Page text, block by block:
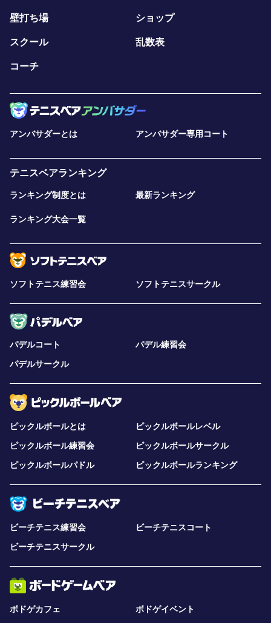
壁打ち場 ショップ
スクール 乱数表
コーチ
アンバサダーとは アンバサダー専用コート
テニスベアランキング
ランキング制度とは 最新ランキング
ランキング大会一覧
ソフトテニス練習会 ソフトテニスサークル
パデルコート
パデル練習会
パデルサークル
ピックルボールとは
ピックルボールレベル
ピックルボール練習会
ピックルボールサークル
ピックルボールパドル
ピックルボールランキング
ビーチテニス練習会
ビーチテニスコート
ビーチテニスサークル
ボドゲカフェ
ボドゲイベント